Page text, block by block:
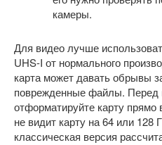
камеры.
Для видео лучше
UHS-I от нормального
карта может давать обрывы
поврежденные файлы. Перед
отформатируйте карту
не видит карту на 64 или 128
классическая версия